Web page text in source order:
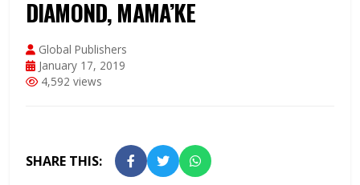
DIAMOND, MAMA’KE
Global Publishers
January 17, 2019
4,592 views
SHARE THIS: